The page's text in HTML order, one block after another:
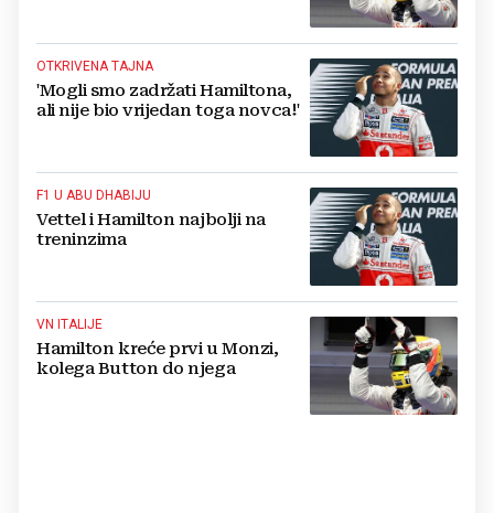
OTKRIVENA TAJNA
'Mogli smo zadržati Hamiltona,
ali nije bio vrijedan toga novca!'
F1 U ABU DHABIJU
Vettel i Hamilton najbolji na
treninzima
VN ITALIJE
Hamilton kreće prvi u Monzi,
kolega Button do njega